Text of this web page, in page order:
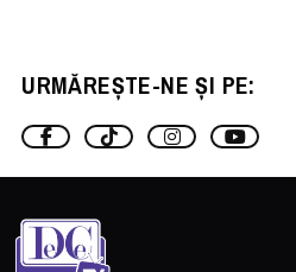
URMĂREȘTE-NE ȘI PE: